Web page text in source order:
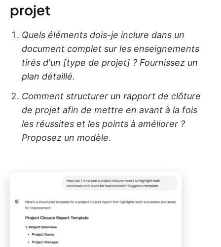
projet
Quels éléments dois-je inclure dans un
document complet sur les enseignements
tirés d'un [type de projet] ? Fournissez un
plan détaillé.
Comment structurer un rapport de clôture
de projet afin de mettre en avant à la fois
les réussites et les points à améliorer ?
Proposez un modèle.